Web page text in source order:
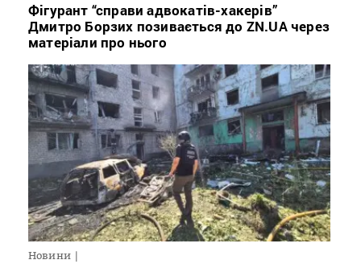
Фігурант “справи адвокатів-хакерів”
Дмитро Борзих позивається до ZN.UA через
матеріали про нього
Новини